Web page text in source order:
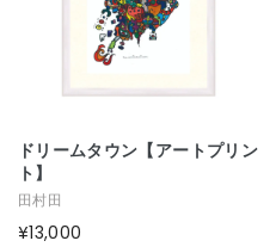
ドリームタウン【アートプリン
ト】
田村田
¥13,000